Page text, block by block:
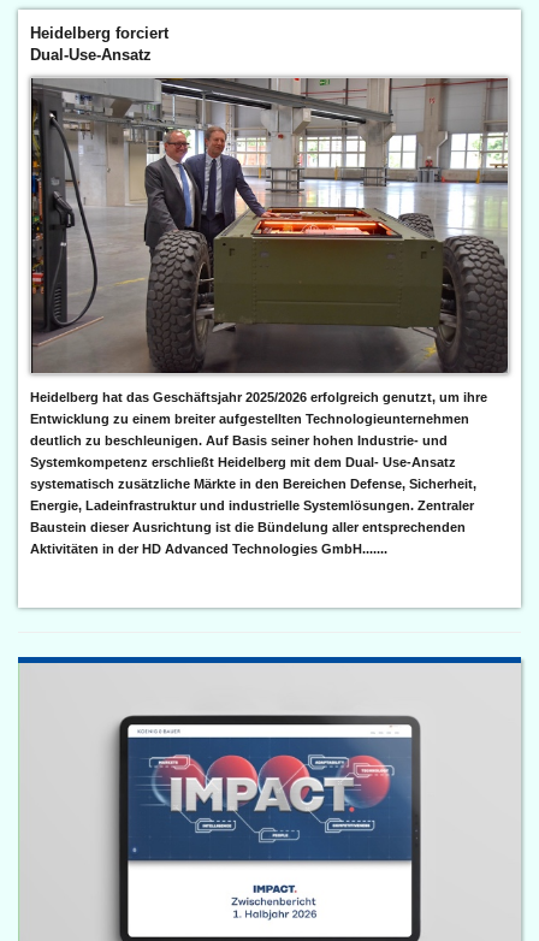
Heidelberg forciert
Dual-Use-Ansatz
Heidelberg hat das Geschäftsjahr 2025/2026 erfolgreich genutzt, um ihre
Entwicklung zu einem breiter aufgestellten Technologieunternehmen
deutlich zu beschleunigen. Auf Basis seiner hohen Industrie- und
Systemkompetenz erschließt Heidelberg mit dem Dual- Use-Ansatz
systematisch zusätzliche Märkte in den Bereichen Defense, Sicherheit,
Energie, Ladeinfrastruktur und industrielle Systemlösungen. Zentraler
Baustein dieser Ausrichtung ist die Bündelung aller entsprechenden
Aktivitäten in der HD Advanced Technologies GmbH.......